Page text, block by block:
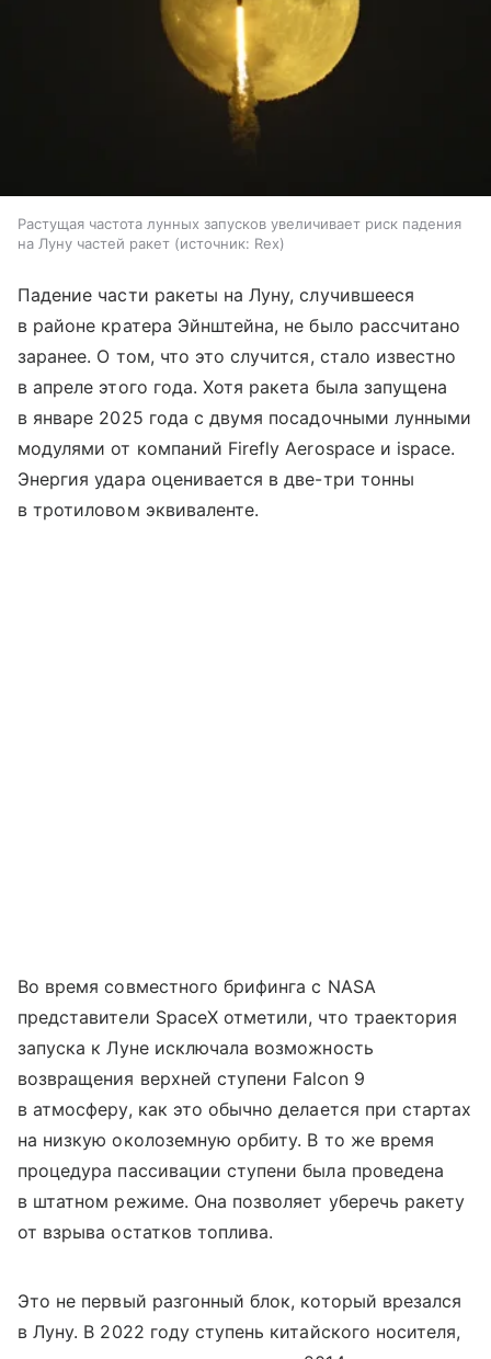
Растущая частота лунных запусков увеличивает риск падения
на Луну частей ракет
источник: Rex
Падение части ракеты на Луну, случившееся
в районе кратера Эйнштейна, не было рассчитано
заранее. О том, что это случится, стало известно
в апреле этого года. Хотя ракета была запущена
в январе 2025 года с двумя посадочными лунными
модулями от компаний Firefly Aerospace и ispace.
Энергия удара оценивается в две-три тонны
в тротиловом эквиваленте.
Во время совместного брифинга с NASA
представители SpaceX отметили, что траектория
запуска к Луне исключала возможность
возвращения верхней ступени Falcon 9
в атмосферу, как это обычно делается при стартах
на низкую околоземную орбиту. В то же время
процедура пассивации ступени была проведена
в штатном режиме. Она позволяет уберечь ракету
от взрыва остатков топлива.
Это не первый разгонный блок, который врезался
в Луну. В 2022 году ступень китайского носителя,